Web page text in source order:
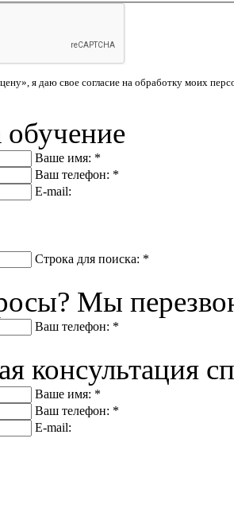
я даю свое согласие на обработку моих
обучение
Ваше имя: *
Ваш телефон: *
E-mail:
Строка для поиска: *
Мы
Ваш телефон: *
консультация
Ваше имя: *
Ваш телефон: *
E-mail: